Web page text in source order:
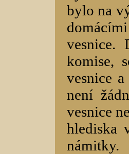
bylo na
vesnice.
komise,
vesnice
není
vesnice
hlediska
námitky.